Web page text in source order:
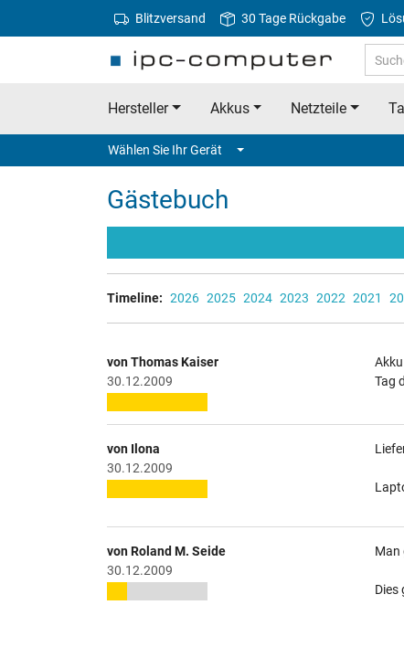
Blitzversand 30 Tage Rückgabe
Hersteller Akkus Netzteile
Wählen Sie Ihr Gerät
Gästebuch
Timeline: 2026 2025 2024 2023 2022 2021
von Thomas Kaiser
30.12.2009
Tag
von Ilona
30.12.2009
von Roland M. Seide
30.12.2009
Man
Dies